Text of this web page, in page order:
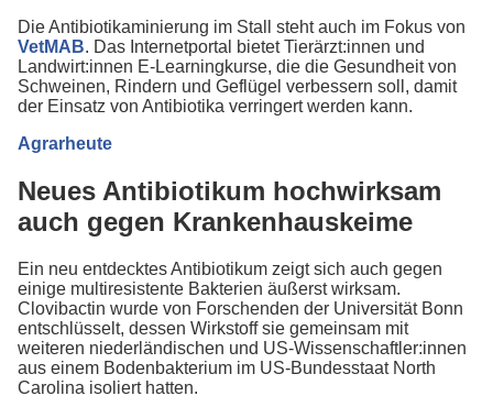
Die Antibiotikaminierung im Stall steht auch im Fokus von
VetMAB. Das Internetportal bietet Tierärzt:innen und
Landwirt:innen E-Learningkurse, die die Gesundheit von
Schweinen, Rindern und Geflügel verbessern soll, damit
der Einsatz von Antibiotika verringert werden kann.
Agrarheute
Neues Antibiotikum hochwirksam
auch gegen Krankenhauskeime
Ein neu entdecktes Antibiotikum zeigt sich auch gegen
einige multiresistente Bakterien äußerst wirksam.
Clovibactin wurde von Forschenden der Universität Bonn
entschlüsselt, dessen Wirkstoff sie gemeinsam mit
weiteren niederländischen und US-Wissenschaftler:innen
aus einem Bodenbakterium im US-Bundesstaat North
Carolina isoliert hatten.